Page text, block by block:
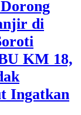
di
KM 18,
Ingatkan